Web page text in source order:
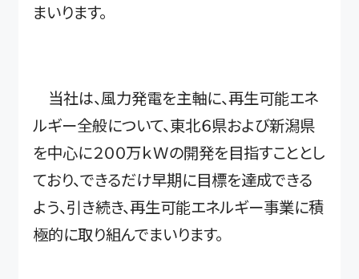
まいります。
当社は、風力発電を主軸に、再生可能エネ
ルギー全般について、東北６県および新潟県
を中心に２００万ｋＷの開発を目指すこととし
ており、できるだけ早期に目標を達成できる
よう、引き続き、再生可能エネルギー事業に積
極的に取り組んでまいります。